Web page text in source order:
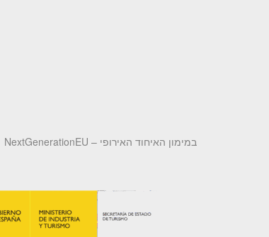
במימון האיחוד האירופי – NextGenerationEU